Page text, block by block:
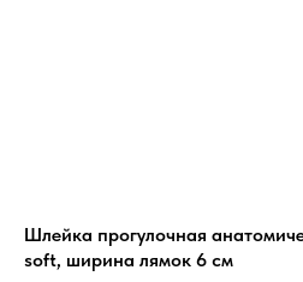
Шлейка прогулочная
soft, ширина лямок 6 см